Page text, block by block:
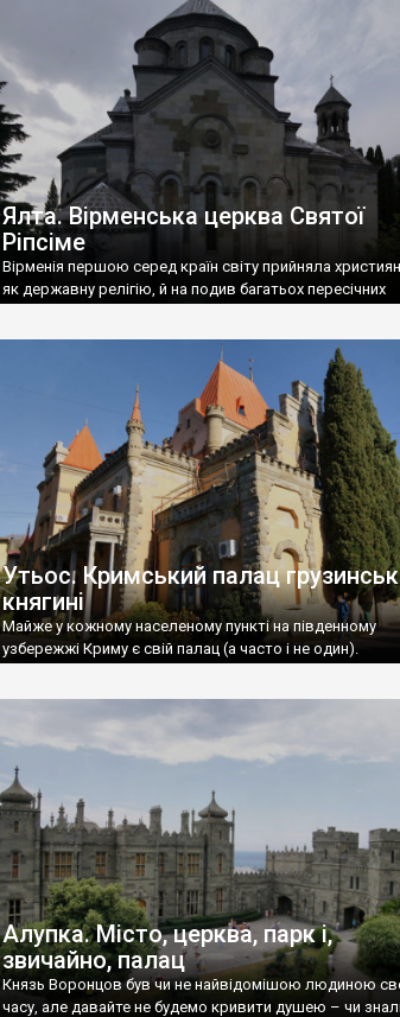
називаються «повстяками» (postaki)…” “Вино. Крим
виробляє відмінне вино і його вдосталь: воно все
легке біле і дуже […]
Ялта. Вірменська церква Святої
Ріпсіме
Вірменія першою серед країн світу прийняла
як державну релігію, й на подив багатьох пересічних
Утьос. Кримський палац
княгині
Майже у кожному населеному пункті на південному
узбережжі Криму є свій палац (а часто і не один).
Алупка. Місто, церква, парк і,
звичайно, палац
Князь Воронцов був чи не найвідомішою людиною
часу, але давайте не будемо кривити душею – чи